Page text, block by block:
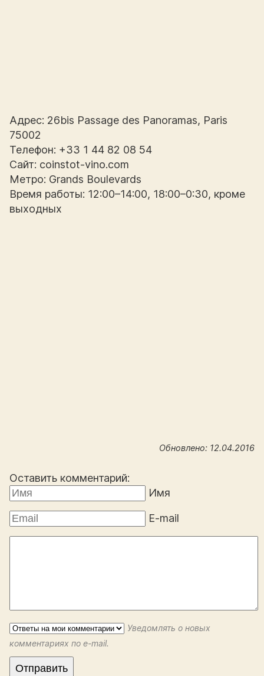
Адрес: 26bis Passage des Panoramas, Paris
75002
Телефон: +33 1 44 82 08 54
Сайт: coinstot-vino.com
Метро: Grands Boulevards
Время работы: 12:00–14:00, 18:00–0:30, кроме
выходных
Обновлено: 12.04.2016
Оставить комментарий:
Имя
E-mail
Уведомлять о новых
комментариях по e-mail.